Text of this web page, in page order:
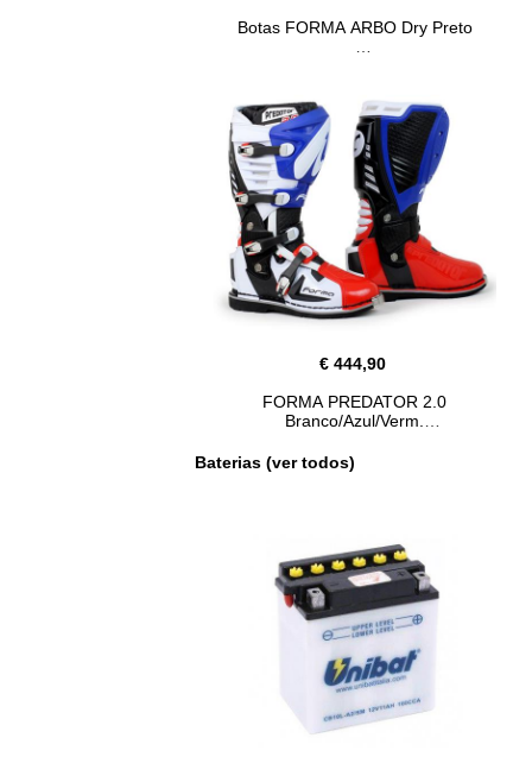
Botas FORMA ARBO Dry Preto
€ 444,90
FORMA PREDATOR 2.0
Branco/Azul/Verm.
Baterias (ver todos)